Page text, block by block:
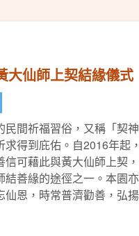
大仙師上契結緣儀式
民間祈福習俗，又稱「契
求得到庇佑。自2016年起
信可藉此與黃大仙師上契
結善緣的途徑之一。本園
仙恩，時常普濟勸善，弘